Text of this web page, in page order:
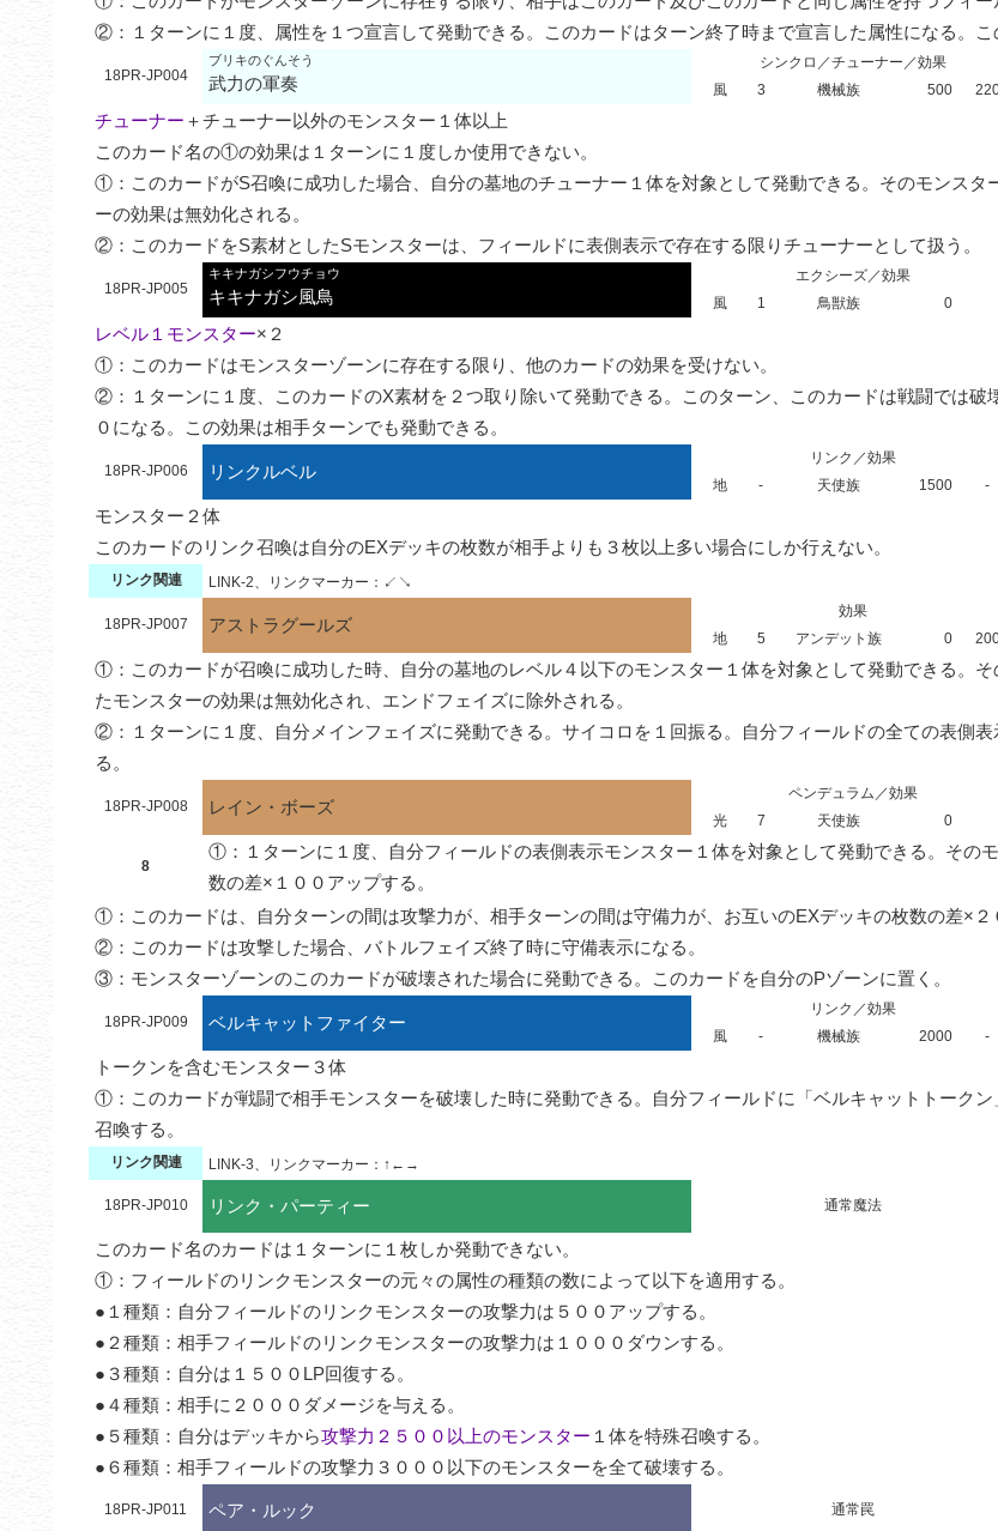
②：１ターンに１度、属性を１つ宣言して発動できる。このカードはターン終了時まで宣言した属性になる。こ
18PR-JP004
ブリキのぐんそう
武力の軍奏
シンクロ／チューナー／効果
風
3 機械族 500
チューナー ＋チューナー以外のモンスター１体以上
このカード名の①の効果は１ターンに１度しか使用できない。
①：このカードがS召喚に成功した場合、自分の墓地のチューナー１体を対象として発動できる。そのモンス
ーの効果は無効化される。
②：このカードをS素材としたSモンスターは、フィールドに表側表示で存在する限りチューナーとして扱う。
18PR-JP005
キキナガシフウチョウ
キキナガシ風鳥
エクシーズ／効果
風
1 鳥獣族 0
レベル１モンスター×２
①：このカードはモンスターゾーンに存在する限り、他のカードの効果を受けない。
②：１ターンに１度、このカードのX素材を２つ取り除いて発動できる。このターン、このカードは戦闘では
０になる。この効果は相手ターンでも発動できる。
18PR-JP006 リンクルベル
リンク／効果
地
- 天使族 1500 -
モンスター２体
このカードのリンク召喚は自分のEXデッキの枚数が相手よりも３枚以上多い場合にしか行えない。
リンク関連 LINK-2、リンクマーカー：↙↘
18PR-JP007 アストラグールズ
効果
地
5 アンデット族 0
①：このカードが召喚に成功した時、自分の墓地のレベル４以下のモンスター１体を対象として発動できる。
たモンスターの効果は無効化され、エンドフェイズに除外される。
②：１ターンに１度、自分メインフェイズに発動できる。サイコロを１回振る。自分フィールドの全ての表側
る。
18PR-JP008 レイン・ボーズ
ペンデュラム／効果
光
7 天使族 0
8
①：１ターンに１度、自分フィールドの表側表示モンスター１体を対象として発動できる。その
数の差×１００アップする。
①：このカードは、自分ターンの間は攻撃力が、相手ターンの間は守備力が、お互いのEXデッキの枚数の差×２
②：このカードは攻撃した場合、バトルフェイズ終了時に守備表示になる。
③：モンスターゾーンのこのカードが破壊された場合に発動できる。このカードを自分のPゾーンに置く。
18PR-JP009 ベルキャットファイター
リンク／効果
風
- 機械族 2000 -
トークンを含むモンスター３体
①：このカードが戦闘で相手モンスターを破壊した時に発動できる。自分フィールドに「ベルキャットトーク
召喚する。
リンク関連 LINK-3、リンクマーカー：↑←→
18PR-JP010 リンク・パーティー 通常魔法
このカード名のカードは１ターンに１枚しか発動できない。
①：フィールドのリンクモンスターの元々の属性の種類の数によって以下を適用する。
●１種類：自分フィールドのリンクモンスターの攻撃力は５００アップする。
●２種類：相手フィールドのリンクモンスターの攻撃力は１０００ダウンする。
●３種類：自分は１５００LP回復する。
●４種類：相手に２０００ダメージを与える。
●５種類：自分はデッキから攻撃力２５００以上のモンスター １体を特殊召喚する。
●６種類：相手フィールドの攻撃力３０００以下のモンスターを全て破壊する。
18PR-JP011 ペア・ルック 通常罠